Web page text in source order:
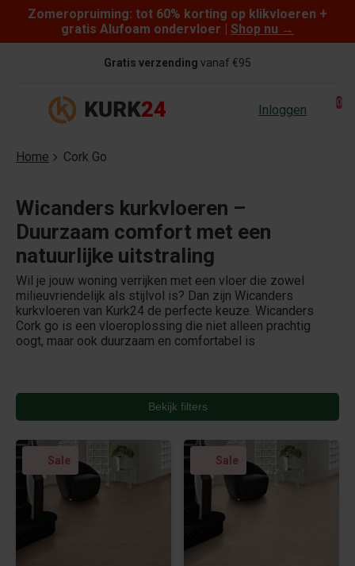
Skip to content
Zomeropruiming: tot 60% korting op klikvloeren +
gratis Alufoam ondervloer | Shop nu →
Gratis verzending vanaf €95
Inloggen 0
Home Cork Go
Wicanders kurkvloeren –
Duurzaam comfort met een
natuurlijke uitstraling
Wil je jouw woning verrijken met een vloer die zowel
milieuvriendelijk als stijlvol is? Dan zijn Wicanders
kurkvloeren van Kurk24 de perfecte keuze. Wicanders
Cork go is een vloeroplossing die niet alleen prachtig
oogt, maar ook duurzaam en comfortabel is
Bekijk filters
Sale Sale